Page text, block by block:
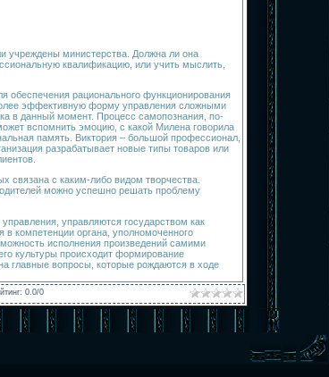
учреждены министерства. Должна ли она
квалификацию, или учить мыслить,
обеспечения рационального функционирования
эффективную форму управления сложными
в данный момент. Процесс самопознания, по-
вспомнить эмоцию, с какой Милена говорила
память. Виктория – большой профессионал,
разрабатывает новые типы товаров или
связана с каким-либо видом творчест­ва.
можно успешно решать проблему
управляются государством как
компетенции органа, уполномоченного
исполнения произведений самими
культуры происходит формирование
главные вопросы, которые рождаются в ходе
: 0.0/0